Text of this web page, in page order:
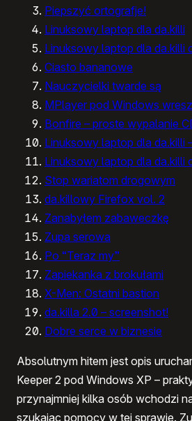
Piepszyć ortografje!
Linuksowy laptop dla da.killi
Linuksowy laptop dla da.killi
Ciasto bananowe
Nauczycielki twarde są
MPlayer pod Windows
Bonfire – proste wypalanie
Linuksowy laptop dla da.killi
Linuksowy laptop dla da.killi
Stop wariatom drogowym
da.killowy Firefox vol. 2
Zanabyłem zabaweczkę
Zupa serowa
Po “Teraz my”
Zapiekanka z brokułami
X-Men: Ostatni bastion
da.killa 2.0 – screenshot!
Dobre serce w biznesie
Absolutnym hitem jest opis
Keeper 2 pod Windows XP –
przynajmniej kilka osób wchodzi
szukając pomocy w tej sprawie.